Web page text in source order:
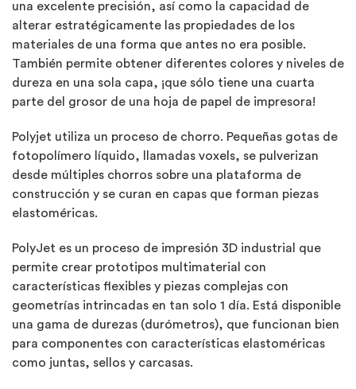
una excelente precisión, así como la capacidad de
alterar estratégicamente las propiedades de los
materiales de una forma que antes no era posible.
También permite obtener diferentes colores y niveles de
dureza en una sola capa, ¡que sólo tiene una cuarta
parte del grosor de una hoja de papel de impresora!
Polyjet utiliza un proceso de chorro. Pequeñas gotas de
fotopolímero líquido, llamadas voxels, se pulverizan
desde múltiples chorros sobre una plataforma de
construcción y se curan en capas que forman piezas
elastoméricas.
PolyJet es un proceso de impresión 3D industrial que
permite crear prototipos multimaterial con
características flexibles y piezas complejas con
geometrías intrincadas en tan solo 1 día. Está disponible
una gama de durezas (durómetros), que funcionan bien
para componentes con características elastoméricas
como juntas, sellos y carcasas.